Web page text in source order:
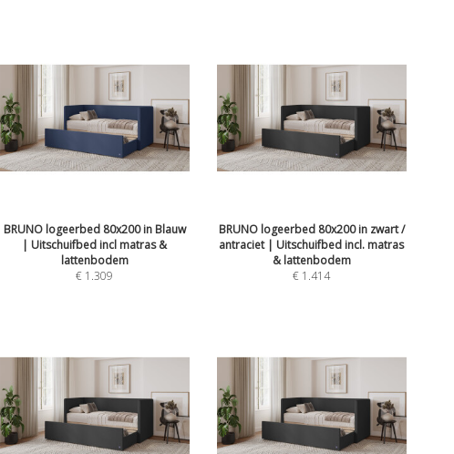
BRUNO logeerbed 80x200 in Blauw
| Uitschuifbed incl matras &
lattenbodem
€ 1.309
BRUNO logeerbed 80x200 in zwart /
antraciet | Uitschuifbed incl. matras
& lattenbodem
€ 1.414